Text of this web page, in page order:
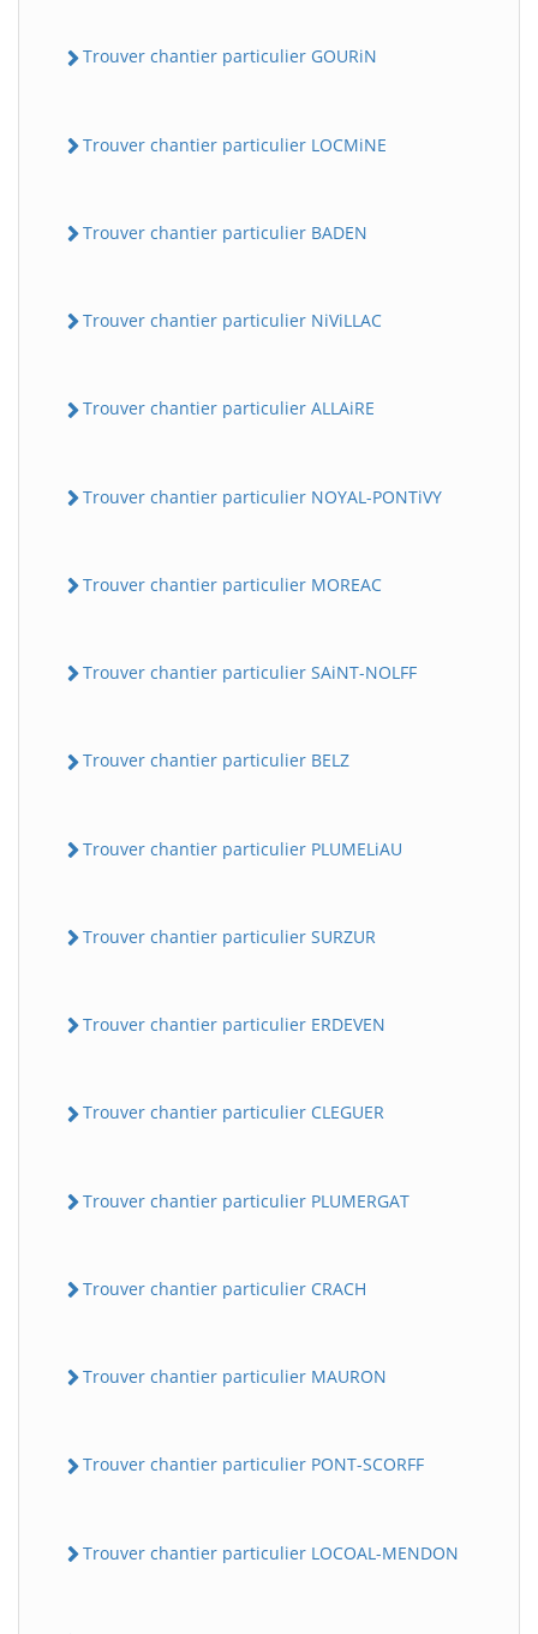
Trouver chantier particulier GOURiN
Trouver chantier particulier LOCMiNE
Trouver chantier particulier BADEN
Trouver chantier particulier NiViLLAC
Trouver chantier particulier ALLAiRE
Trouver chantier particulier NOYAL-PONTiVY
Trouver chantier particulier MOREAC
Trouver chantier particulier SAiNT-NOLFF
Trouver chantier particulier BELZ
Trouver chantier particulier PLUMELiAU
Trouver chantier particulier SURZUR
Trouver chantier particulier ERDEVEN
Trouver chantier particulier CLEGUER
Trouver chantier particulier PLUMERGAT
Trouver chantier particulier CRACH
Trouver chantier particulier MAURON
Trouver chantier particulier PONT-SCORFF
Trouver chantier particulier LOCOAL-MENDON